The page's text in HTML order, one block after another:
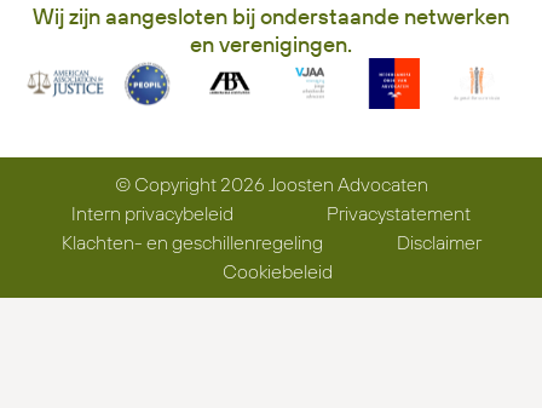
Wij zijn aangesloten bij onderstaande netwerken
en verenigingen.
© Copyright 2026 Joosten Advocaten
Intern privacybeleid
Privacystatement
Klachten- en geschillenregeling
Disclaimer
Cookiebeleid